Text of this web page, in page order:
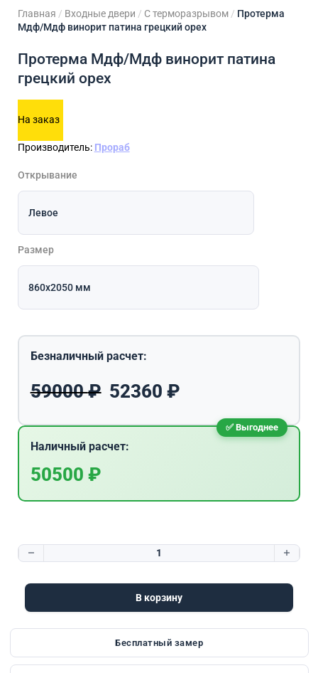
Главная / Входные двери / С терморазрывом / Протерма
Мдф/Мдф винорит патина грецкий орех
Протерма Мдф/Мдф винорит патина
грецкий орех
На заказ
Производитель: Прораб
Открывание
Размер
Безналичный расчет:
59000₽ Первоначальная цена
52360 ₽Текущая цена:
Наличный расчет:
50500 ₽
Количество товара Протерма Мдф/Мдф винорит патина
В корзину
Бесплатный замер